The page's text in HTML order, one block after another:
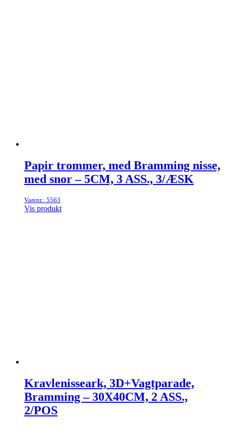
Papir trommer, med Bramming nisse,
med snor – 5CM, 3 ASS., 3/ÆSK
Varenr.: 5563
Vis produkt
Kravlenisseark, 3D+Vagtparade,
Bramming – 30X40CM, 2 ASS.,
2/POS